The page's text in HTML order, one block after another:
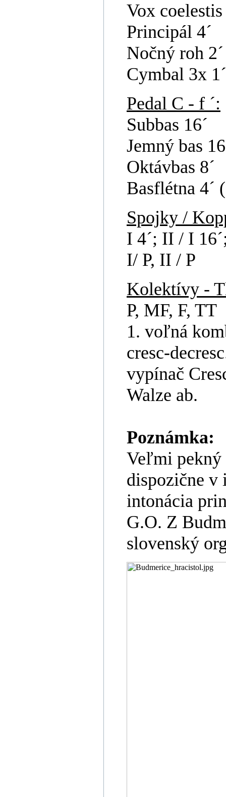
Vox coelestis
Principál 4´
Nočný roh
Cymbal 3x 1´
Pedal C - f ´:
Subbas 16´
Jemný bas
Oktávbas 8´
Basflétna 4´
Spojky /
I 4´; II / I
I/ P, II / P
Kolektívy -
P, MF, F, TT
1. voľná
cresc-
vypínač
Walze ab.
Poznámka:
Veľmi pekný
dispozične v
intonácia
G.O. Z
slovenský